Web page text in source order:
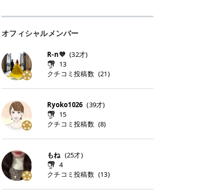
キンケアを行います。 乾燥が気にな
パックとして使用するのもおすすめ
こからは、保湿ケアや肌荒れケア、
毛穴ケアなど目的別におすすめのト
ナーパッドをご紹介します。 毎日使
ャルケアにぴったりなトナーパッド
まで厳選しました。 1. MEDICUBE
PDRNピンクコラーゲンゲルトナー
パッド 「うるおいとハリ感をサポー
トし、なめらかな肌へ導く高密着ゲ
ルパッド」 PDRNやコラーゲン成分
る肌をしっとり整えるゲルタイプの
トナーパッド。密着力が高く、スキ
ンケアの土台ケアとして取り入れや
ます。 なお、医療脱毛は保険がきか
ない自由診療なので、クリニックに
います。だからこそ、しっかり比較
して選ぶことが大切なのです。 医療
脱毛の「熱破壊式」と「蓄熱式」と
式」の2種類があり、それぞれ得意
な毛質が違います。 * 熱破壊式 高
出力のレーザーをバチッ！と当て
て、毛根の発毛組織に向けてレーザ
ーを照射します。ワキやVIOのよう
す！その分、輪ゴムで弾かれたよう
な強い痛みを感じやすい傾向があり
ます。 * 蓄熱式 低出力のレーザー
リニックのお得な割引・キャンペー
で割引 ・ペア限定プラン｜家族や友
人と一緒にスタートできる ・他社か
らの「のりかえ」や「お友だち紹
介」も！ 6. 予約から脱毛施術まで
のステップ ・無料カウンセリングの
ち物 ・医師の問診とプラン提案 ・
施術当日の流れと次回予約の取り方
7. 店舗一覧と美容医療メニュー ・
の店舗一覧 ・脱毛だけじゃない！美
容医療メニュー 8. まとめ ｜エミナ
ルクリニックの魅力とは？選ばれる
3つの特徴 ※1 開業2019年3月20日
～2026年6月30日時点(医療脱毛、
ハイフ、ダーマペン、美容点滴、医
ニュートラルな発色で、肌色を選び
落ち着いた印象に仕上がり、オン・
いめメイクにもカジュアルメイクに
もマッチします。 ラズベリーケーキ
｜甘く可愛いモーヴピンク 鮮やかな
青みを感じるラズベリーピンク。 フ
ェミニンな雰囲気を演出できる可愛
てながら、甘さのある印象に。 韓国
メイクやピンクメイクとも相性抜群
です。 フルーツオレ｜ピュア感あふ
くふんわり発色し、粘膜リップのよ
うな仕上がりになります。 柔らかく
可愛らしい印象になり、毎日使いた
くなるナチュラルカラー。 スクール
メイクやオフィスメイクにもおすす
も上品で使いやすい色ですね。すも
いるので華やかそうに見えるけど、
> > スキンケア成分が配合されてい
て保湿もしっかりしてくれます。最
近、乾燥していた唇がプルンと見え
アイテム詳細を見るQoo10でのご購
柳屋（ヤナギヤ）「柳屋 あんず
油」 👑「柳屋 あんず油」の特徴 1
00％植物由来の「柳屋 あんず油」
だけでなく、ボディケア・ネイルケ
アなど幅広く保湿ケア。 実際に使用
した方のクチコミ > 5 > 1本あると
> ──────────── > > 100%植
イ活初心者でも始めやすいのが魅力
段よく使っているコスメ通販サイト
けでポイントが貯まるのが大きな魅
力です✨ 例えば、、、 ・メガ割の
タイミングで利用することが多いQ
＠cosme ・韓国コスメをチェック
する際によく見るOLIVE YOUNG GL
OBAL など、すでに使い慣れている
サイトが対象になっている場合も多
く、お買い物の内容や流れを変える
必要はありません。 「どうせ買う予
ドを経由するだけで、ポイントも一
緒に受け取れる、そんな手軽さがあ
ります✨ またトラミーリワードに
オフィシャルメンバー
R-n💜 (32才)
13
クチコミ投稿数 (21)
Ryoko1026 (39才)
15
クチコミ投稿数 (8)
もね (25才)
4
クチコミ投稿数 (13)